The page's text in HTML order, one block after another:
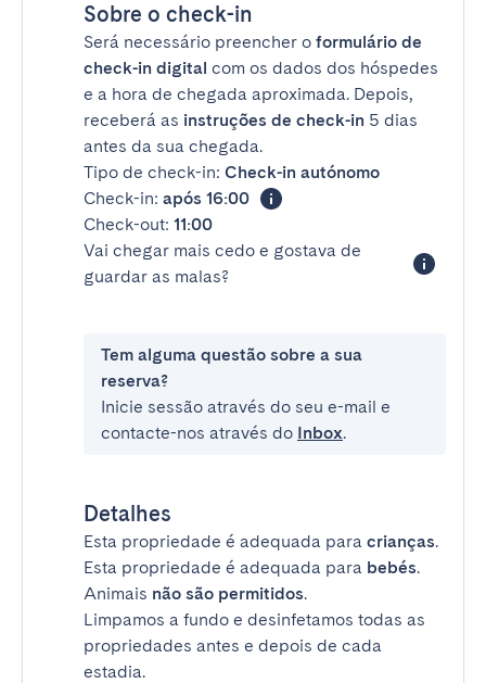
Sobre o check-in
Será necessário preencher o formulário de
check-in digital com os dados dos hóspedes
e a hora de chegada aproximada. Depois,
receberá as instruções de check-in 5 dias
antes da sua chegada.
Tipo de check-in: Check-in autónomo
Check-in: após 16:00
Check-out: 11:00
Vai chegar mais cedo e gostava de
guardar as malas?
Tem alguma questão sobre a sua
reserva?
Inicie sessão através do seu e-mail e
contacte-nos através do Inbox.
Detalhes
Esta propriedade é adequada para crianças.
Esta propriedade é adequada para bebés.
Animais não são permitidos.
Limpamos a fundo e desinfetamos todas as
propriedades antes e depois de cada
estadia.